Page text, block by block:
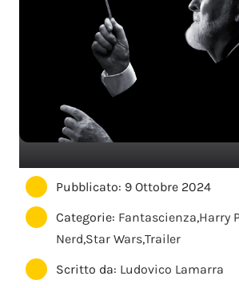
Pubblicato: 9 Ottobre 2024
Categorie: Fantascienza,Harry
Nerd,Star Wars,Trailer
Scritto da: Ludovico Lamarra